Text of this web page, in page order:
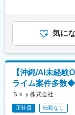
■想定されるキ
まずは経理財
バーをまとめ
会計、内部統
■企業の魅力
2009年設立の
グループへ。
据えて働きな
（内勤でのサ
サポート業務
25％、8400余
計事務所を介
は約56万社に
る会計事務所
います。現在
であり、同社
決定します。
業手当は別途
月）※2024年実
り、選考を通
当を含めた表
気に
【沖縄/AI未経験
ライム案件多数
Ｓｋｙ株式会社
正社員 転勤なし